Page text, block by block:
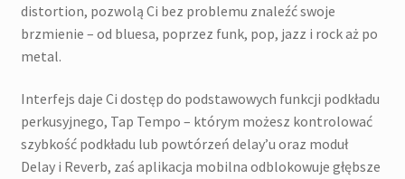
distortion, pozwolą Ci bez problemu znaleźć swoje
brzmienie – od bluesa, poprzez funk, pop, jazz i rock aż po
metal.
Interfejs daje Ci dostęp do podstawowych funkcji podkładu
perkusyjnego, Tap Tempo – którym możesz kontrolować
szybkość podkładu lub powtórzeń delay’u oraz moduł
Delay i Reverb, zaś aplikacja mobilna odblokowuje głębsze